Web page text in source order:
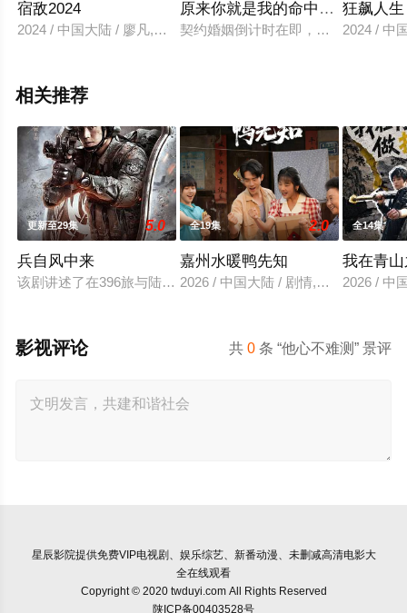
宿敌2024
2024 / 中国大陆 / 廖凡,朱珠,张开泰,李健,奇道
原来你就是我的命中注定
契约婚姻倒计时在即，忠犬霸总聂凌
狂飙人生
2024 / 中
相关推荐
更新至29集 5.0
兵自风中来
该剧讲述了在396旅与陆军步兵学院联合举办的小型军事演习中
全19集 2.0
嘉州水暖鸭先知
2026 / 中国大陆 / 剧情,国产
全14集
我在青
2026 / 中
共0 条 “他心不难测” 景评
影视评论
星辰影院提供免费VIP电视剧、娱乐综艺、新番动漫、未删减高清电影大
全在线观看
Copyright © 2020 twduyi.com All Rights Reserved
陕ICP备00403528号